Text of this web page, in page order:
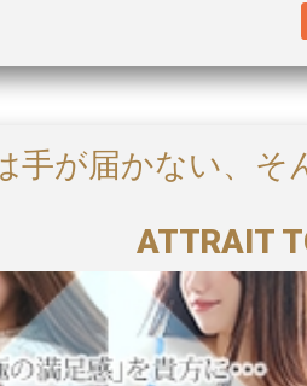
手が届かない、そ
ATTRAIT